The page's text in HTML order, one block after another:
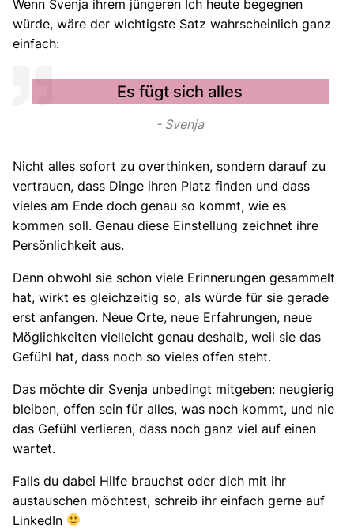
Wenn Svenja ihrem jüngeren Ich heute begegnen
würde, wäre der wichtigste Satz wahrscheinlich ganz
einfach:
Es fügt sich alles
Svenja
Nicht alles sofort zu overthinken, sondern darauf zu
vertrauen, dass Dinge ihren Platz finden und dass
vieles am Ende doch genau so kommt, wie es
kommen soll. Genau diese Einstellung zeichnet ihre
Persönlichkeit aus.
Denn obwohl sie schon viele Erinnerungen gesammelt
hat, wirkt es gleichzeitig so, als würde für sie gerade
erst anfangen. Neue Orte, neue Erfahrungen, neue
Möglichkeiten vielleicht genau deshalb, weil sie das
Gefühl hat, dass noch so vieles offen steht.
Das möchte dir Svenja unbedingt mitgeben: neugierig
bleiben, offen sein für alles, was noch kommt, und nie
das Gefühl verlieren, dass noch ganz viel auf einen
wartet.
Falls du dabei Hilfe brauchst oder dich mit ihr
austauschen möchtest, schreib ihr einfach gerne auf
LinkedIn